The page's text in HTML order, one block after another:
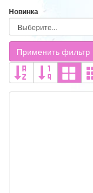
Новинка
Применить фильтр